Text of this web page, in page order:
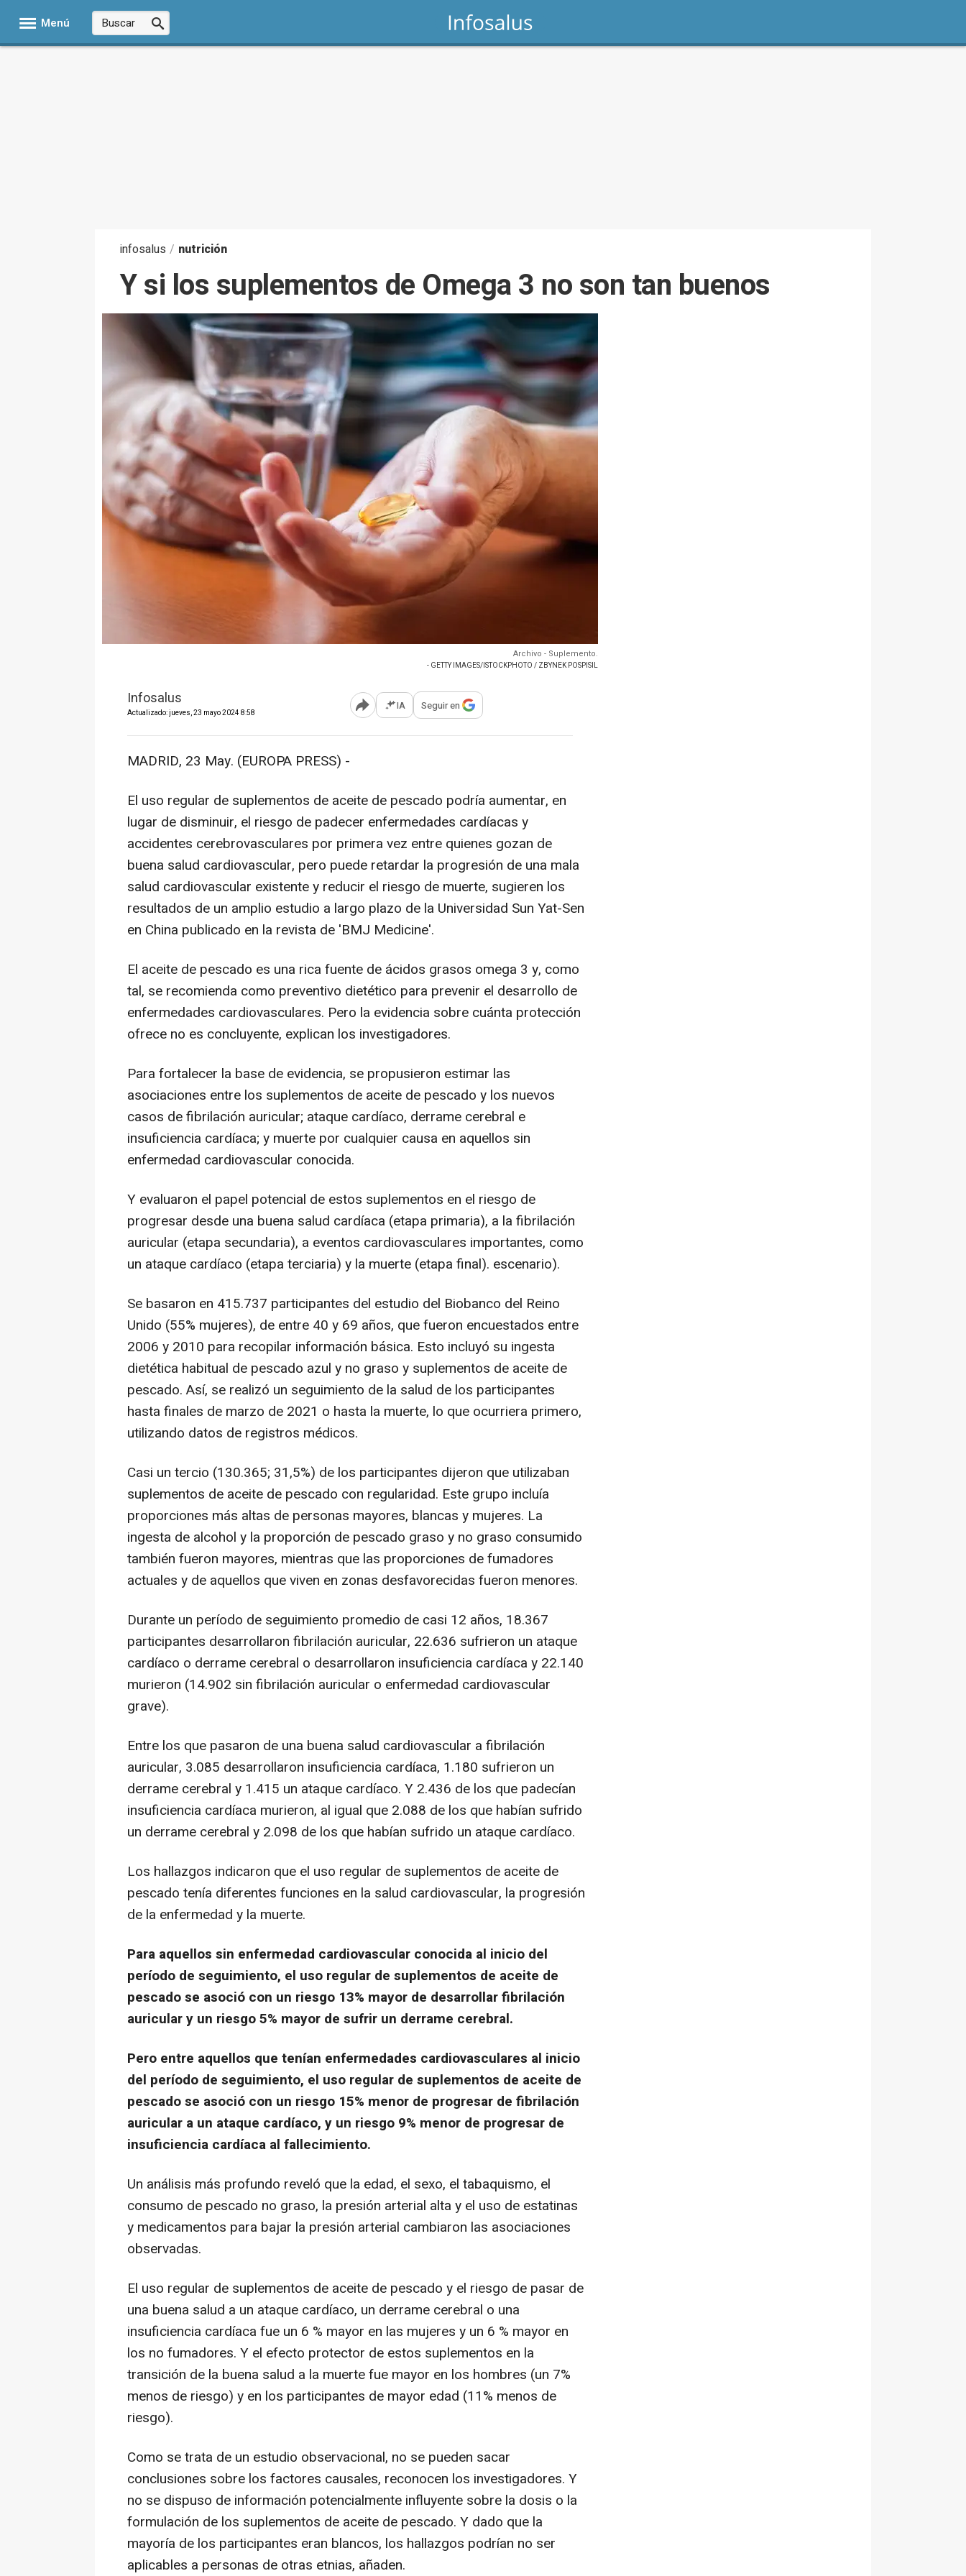
Menú
infosalus / nutrición
Y si los suplementos de Omega 3 no son tan buenos
Archivo - Suplemento.
- GETTY IMAGES/ISTOCKPHOTO / ZBYNEK POSPISIL
Infosalus
Actualizado: jueves, 23 mayo 2024 8:58 Abrir opciones para compartir
IA Seguir en
MADRID, 23 May. (EUROPA PRESS) -
El uso regular de suplementos de aceite de pescado podría aumentar, en
lugar de disminuir, el riesgo de padecer enfermedades cardíacas y
accidentes cerebrovasculares por primera vez entre quienes gozan de
buena salud cardiovascular, pero puede retardar la progresión de una mala
salud cardiovascular existente y reducir el riesgo de muerte, sugieren los
resultados de un amplio estudio a largo plazo de la Universidad Sun Yat-Sen
en China publicado en la revista de 'BMJ Medicine'.
El aceite de pescado es una rica fuente de ácidos grasos omega 3 y, como
tal, se recomienda como preventivo dietético para prevenir el desarrollo de
enfermedades cardiovasculares. Pero la evidencia sobre cuánta protección
ofrece no es concluyente, explican los investigadores.
Para fortalecer la base de evidencia, se propusieron estimar las
asociaciones entre los suplementos de aceite de pescado y los nuevos
casos de fibrilación auricular; ataque cardíaco, derrame cerebral e
insuficiencia cardíaca; y muerte por cualquier causa en aquellos sin
enfermedad cardiovascular conocida.
Y evaluaron el papel potencial de estos suplementos en el riesgo de
progresar desde una buena salud cardíaca (etapa primaria), a la fibrilación
auricular (etapa secundaria), a eventos cardiovasculares importantes, como
un ataque cardíaco (etapa terciaria) y la muerte (etapa final). escenario).
Se basaron en 415.737 participantes del estudio del Biobanco del Reino
Unido (55% mujeres), de entre 40 y 69 años, que fueron encuestados entre
2006 y 2010 para recopilar información básica. Esto incluyó su ingesta
dietética habitual de pescado azul y no graso y suplementos de aceite de
pescado. Así, se realizó un seguimiento de la salud de los participantes
hasta finales de marzo de 2021 o hasta la muerte, lo que ocurriera primero,
utilizando datos de registros médicos.
Casi un tercio (130.365; 31,5%) de los participantes dijeron que utilizaban
suplementos de aceite de pescado con regularidad. Este grupo incluía
proporciones más altas de personas mayores, blancas y mujeres. La
ingesta de alcohol y la proporción de pescado graso y no graso consumido
también fueron mayores, mientras que las proporciones de fumadores
actuales y de aquellos que viven en zonas desfavorecidas fueron menores.
Durante un período de seguimiento promedio de casi 12 años, 18.367
participantes desarrollaron fibrilación auricular, 22.636 sufrieron un ataque
cardíaco o derrame cerebral o desarrollaron insuficiencia cardíaca y 22.140
murieron (14.902 sin fibrilación auricular o enfermedad cardiovascular
grave).
Entre los que pasaron de una buena salud cardiovascular a fibrilación
auricular, 3.085 desarrollaron insuficiencia cardíaca, 1.180 sufrieron un
derrame cerebral y 1.415 un ataque cardíaco. Y 2.436 de los que padecían
insuficiencia cardíaca murieron, al igual que 2.088 de los que habían sufrido
un derrame cerebral y 2.098 de los que habían sufrido un ataque cardíaco.
Los hallazgos indicaron que el uso regular de suplementos de aceite de
pescado tenía diferentes funciones en la salud cardiovascular, la progresión
de la enfermedad y la muerte.
Para aquellos sin enfermedad cardiovascular conocida al inicio del
período de seguimiento, el uso regular de suplementos de aceite de
pescado se asoció con un riesgo 13% mayor de desarrollar fibrilación
auricular y un riesgo 5% mayor de sufrir un derrame cerebral.
Pero entre aquellos que tenían enfermedades cardiovasculares al inicio
del período de seguimiento, el uso regular de suplementos de aceite de
pescado se asoció con un riesgo 15% menor de progresar de fibrilación
auricular a un ataque cardíaco, y un riesgo 9% menor de progresar de
insuficiencia cardíaca al fallecimiento.
Un análisis más profundo reveló que la edad, el sexo, el tabaquismo, el
consumo de pescado no graso, la presión arterial alta y el uso de estatinas
y medicamentos para bajar la presión arterial cambiaron las asociaciones
observadas.
El uso regular de suplementos de aceite de pescado y el riesgo de pasar de
una buena salud a un ataque cardíaco, un derrame cerebral o una
insuficiencia cardíaca fue un 6 % mayor en las mujeres y un 6 % mayor en
los no fumadores. Y el efecto protector de estos suplementos en la
transición de la buena salud a la muerte fue mayor en los hombres (un 7%
menos de riesgo) y en los participantes de mayor edad (11% menos de
riesgo).
Como se trata de un estudio observacional, no se pueden sacar
conclusiones sobre los factores causales, reconocen los investigadores. Y
no se dispuso de información potencialmente influyente sobre la dosis o la
formulación de los suplementos de aceite de pescado. Y dado que la
mayoría de los participantes eran blancos, los hallazgos podrían no ser
aplicables a personas de otras etnias, añaden.